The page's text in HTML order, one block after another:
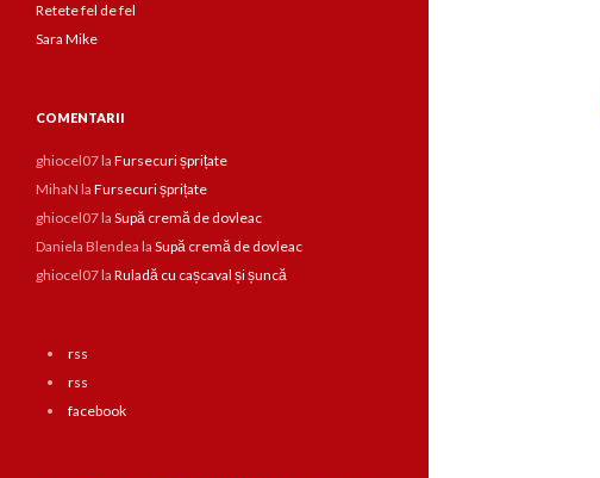
Retete fel de fel
Sara Mike
COMENTARII
ghiocel07la Fursecuri șprițate
MihaN la Fursecuri șprițate
ghiocel07la Supă cremă de dovleac
Daniela Blendea la Supă cremă de dovleac
ghiocel07la Ruladă cu cașcaval și șuncă
rss
rss
facebook